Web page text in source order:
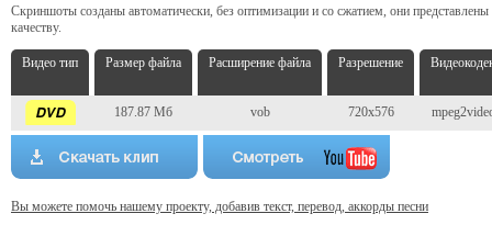
Скриншоты созданы автоматически, без оптимизации и со сжатием, они
качеству.
Видео тип Размер файла Расширение файла Разрешение
187.87 Мб vob 720x576
Вы можете помочь нашему проекту, добавив текст, перевод, аккорды песни